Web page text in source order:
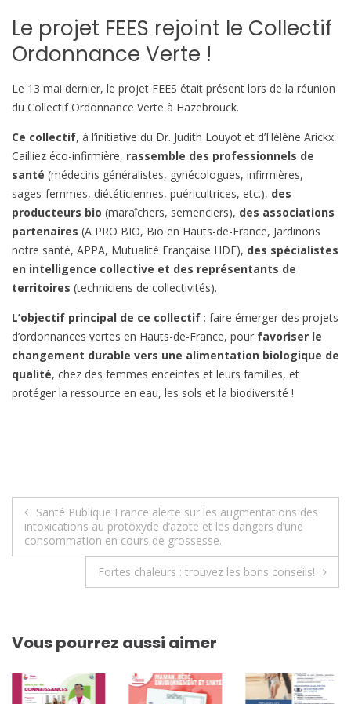
Le projet FEES rejoint le Collectif
Ordonnance Verte !
Le 13 mai dernier, le projet FEES était présent lors de la réunion
du Collectif Ordonnance Verte à Hazebrouck.
Ce collectif, à l’initiative du Dr. Judith Louyot et d’Hélène Arickx
Cailliez éco-infirmière, rassemble des professionnels de
santé (médecins généralistes, gynécologues, infirmières,
sages-femmes, diététiciennes, puéricultrices, etc.), des
producteurs bio (maraîchers, semenciers), des associations
partenaires (A PRO BIO, Bio en Hauts-de-France, Jardinons
notre santé, APPA, Mutualité Française HDF), des spécialistes
en intelligence collective et des représentants de
territoires (techniciens de collectivités).
L’objectif principal de ce collectif : faire émerger des projets
d’ordonnances vertes en Hauts-de-France, pour favoriser le
changement durable vers une alimentation biologique de
qualité, chez des femmes enceintes et leurs familles, et
protéger la ressource en eau, les sols et la biodiversité !
Navigation
de
Santé Publique France alerte sur les augmentations des
intoxications au protoxyde d’azote et les dangers d’une
consommation en cours de grossesse.
Fortes chaleurs : trouvez les bons conseils!
Vous pourrez aussi aimer